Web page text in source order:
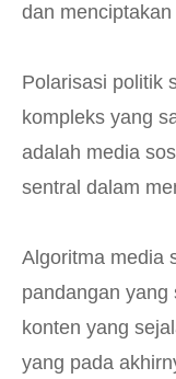
dan
Polarisasi politik
kompleks yang
adalah media
sentral dalam
Algoritma media
pandangan yang
konten yang
yang pada